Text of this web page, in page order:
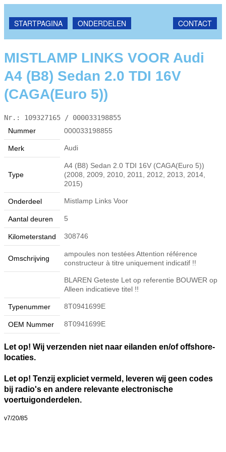
STARTPAGINA ONDERDELEN CONTACT
MISTLAMP LINKS VOOR Audi
A4 (B8) Sedan 2.0 TDI 16V
(CAGA(Euro 5))
Nr.: 109327165 / 000033198855
Nummer
000033198855
Merk Audi
Type
A4 (B8) Sedan 2.0 TDI 16V (CAGA(Euro 5))
(2008, 2009, 2010, 2011, 2012, 2013, 2014,
2015)
Onderdeel Mistlamp Links Voor
Aantal deuren 5
Kilometerstand 308746
Omschrijving
ampoules non testées Attention référence
constructeur à titre uniquement indicatif !!
BLAREN Geteste Let op referentie BOUWER op
Alleen indicatieve titel !!
Typenummer 8T0941699E
OEM Nummer 8T0941699E
Let op! Wij verzenden niet naar eilanden en/of offshore-
locaties.
Let op! Tenzij expliciet vermeld, leveren wij geen codes
bij radio's en andere relevante electronische
voertuigonderdelen.
v7/20/85